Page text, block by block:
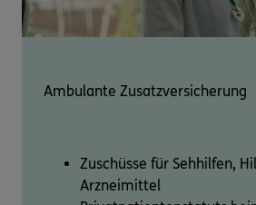
Ambulante Zusatzversicherung
Zuschüsse für Sehhilfen,
Arzneimittel